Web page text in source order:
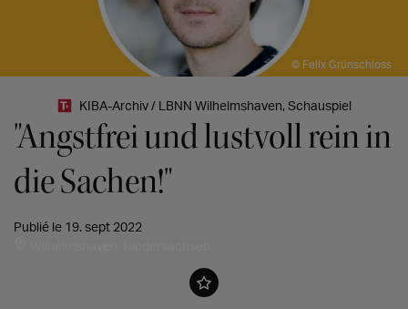
© Felix Grünschloss
KIBA-Archiv / LBNN Wilhelmshaven, Schauspiel
"Angstfrei und lustvoll rein in
die Sachen!"
Publié le 19. sept 2022